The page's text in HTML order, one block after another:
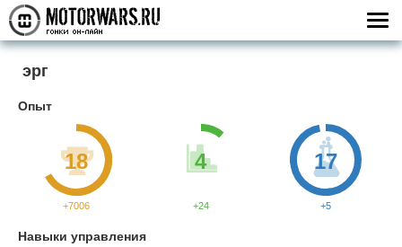
эрг
Опыт
18
+7006
4
+24
17
+5
Навыки управления